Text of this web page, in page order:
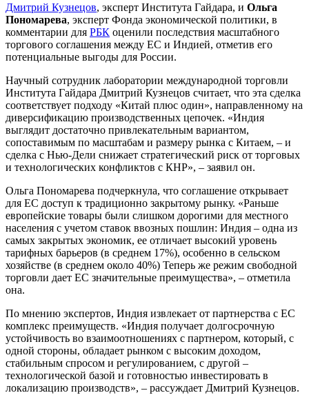
Дмитрий Кузнецов, эксперт Института Гайдара, и Ольга
Пономарева, эксперт Фонда экономической политики, в
комментарии для РБК оценили последствия масштабного
торгового соглашения между ЕС и Индией, отметив его
потенциальные выгоды для России.
Научный сотрудник лаборатории международной торговли
Института Гайдара Дмитрий Кузнецов считает, что эта сделка
соответствует подходу «Китай плюс один», направленному на
диверсификацию производственных цепочек. «Индия
выглядит достаточно привлекательным вариантом,
сопоставимым по масштабам и размеру рынка с Китаем, – и
сделка с Нью-Дели снижает стратегический риск от торговых
и технологических конфликтов с КНР», – заявил он.
Ольга Пономарева подчеркнула, что соглашение открывает
для ЕС доступ к традиционно закрытому рынку. «Раньше
европейские товары были слишком дорогими для местного
населения с учетом ставок ввозных пошлин: Индия – одна из
самых закрытых экономик, ее отличает высокий уровень
тарифных барьеров (в среднем 17%), особенно в сельском
хозяйстве (в среднем около 40%) Теперь же режим свободной
торговли дает ЕС значительные преимущества», – отметила
она.
По мнению экспертов, Индия извлекает от партнерства с ЕС
комплекс преимуществ. «Индия получает долгосрочную
устойчивость во взаимоотношениях с партнером, который, с
одной стороны, обладает рынком с высоким доходом,
стабильным спросом и регулированием, с другой –
технологической базой и готовностью инвестировать в
локализацию производств», – рассуждает Дмитрий Кузнецов.